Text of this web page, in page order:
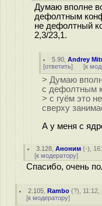
Думаю вполне
дефолтным
не дефолтный
2,3/23,1.
5.90 ,Andrey
[ответить] [к
> Думаю
с дефолтным
> с гуём это
сверху
А у меня с
3.128 ,Аноним (-),
[к модератору]
Спасибо, очень
2.105 ,Rambo (?), 11:12,
[к модератору]